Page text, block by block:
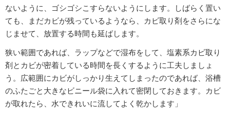
ないように、ゴシゴシこすらないようにします。しばらく置い
ても、まだカビが残っているようなら、カビ取り剤をさらにな
じませて、放置する時間も延ばします。
狭い範囲であれば、ラップなどで湿布をして、塩素系カビ取り
剤とカビが密着している時間を長くするように工夫しましょ
う。広範囲にカビがしっかり生えてしまったのであれば、浴槽
のふたごと大きなビニール袋に入れて密閉しておきます。カビ
が取れたら、水できれいに流してよく乾かします」